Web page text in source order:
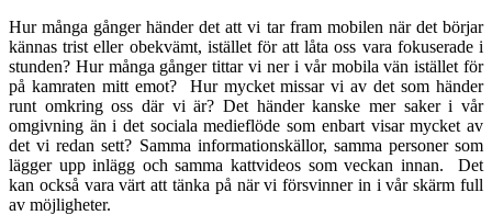
Hur många gånger händer det att vi tar fram mobilen när det börjar
kännas trist eller obekvämt, istället för att låta oss vara fokuserade i
stunden? Hur många gånger tittar vi ner i vår mobila vän istället för
på kamraten mitt emot? Hur mycket missar vi av det som händer
runt omkring oss där vi är? Det händer kanske mer saker i vår
omgivning än i det sociala medieflöde som enbart visar mycket av
det vi redan sett? Samma informationskällor, samma personer som
lägger upp inlägg och samma kattvideos som veckan innan. Det
kan också vara värt att tänka på när vi försvinner in i vår skärm full
av möjligheter.